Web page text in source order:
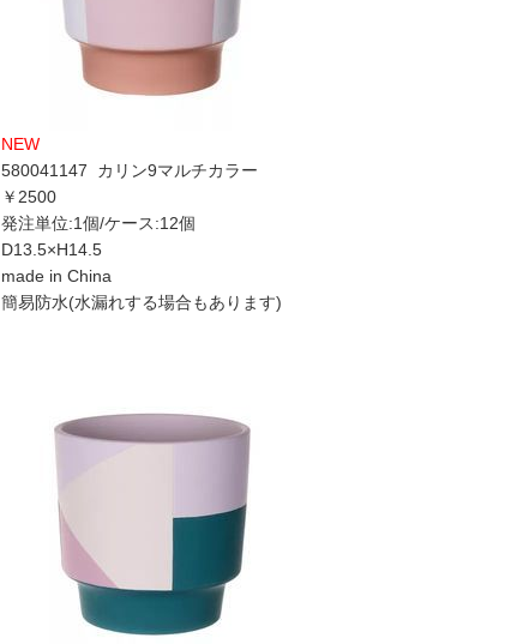
NEW
580041147 カリン9マルチカラー
￥2500
発注単位:1個/ケース:12個
D13.5×H14.5
made in China
簡易防水(水漏れする場合もあります)